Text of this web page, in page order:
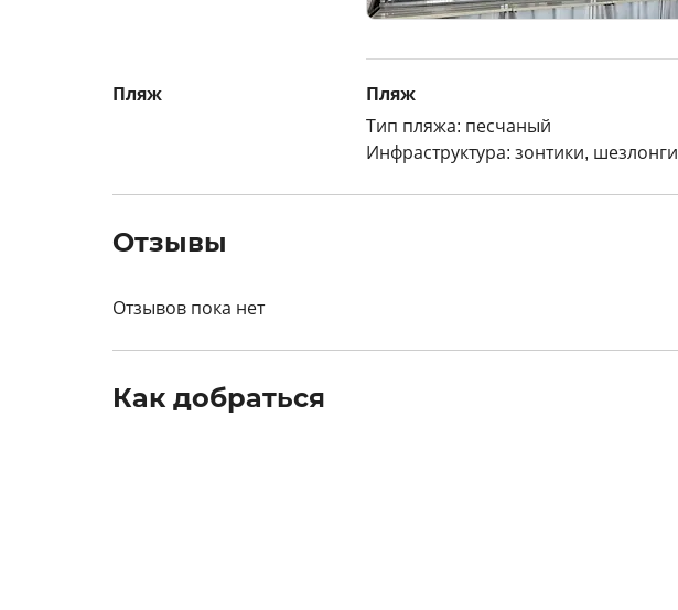
Пляж
Пляж
Тип пляжа: песчаный
Инфраструктура: зонтики, шезлонги
Отзывы
Отзывов пока нет
Как добраться